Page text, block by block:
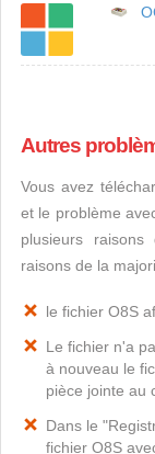
Autres
Vous avez
et le problème
plusieurs
raisons de la
le fichier O8S
Le fichier n'a
à nouveau le
pièce jointe au
Dans le
fichier O8S